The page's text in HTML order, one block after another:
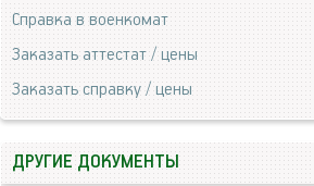
Справка в военкомат
Заказать аттестат / цены
Заказать справку / цены
ДРУГИЕ ДОКУМЕНТЫ